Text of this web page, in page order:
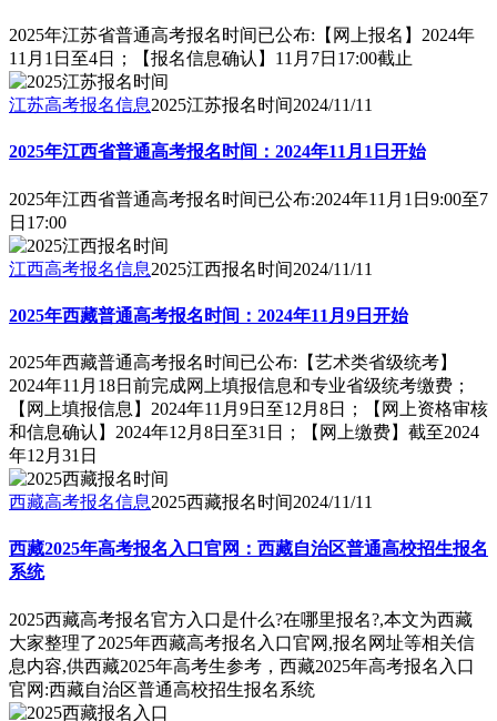
2025年江苏省普通高考报名时间已公布:【网上报名】2024年
11月1日至4日；【报名信息确认】11月7日17:00截止
江苏高考报名信息2025江苏报名时间2024/11/11
2025年江西省普通高考报名时间：2024年11月1日开始
2025年江西省普通高考报名时间已公布:2024年11月1日9:00至7
日17:00
江西高考报名信息2025江西报名时间2024/11/11
2025年西藏普通高考报名时间：2024年11月9日开始
2025年西藏普通高考报名时间已公布:【艺术类省级统考】
2024年11月18日前完成网上填报信息和专业省级统考缴费；
【网上填报信息】2024年11月9日至12月8日；【网上资格审核
和信息确认】2024年12月8日至31日；【网上缴费】截至2024
年12月31日
西藏高考报名信息2025西藏报名时间2024/11/11
西藏2025年高考报名入口官网：西藏自治区普通高校招生报名
系统
2025西藏高考报名官方入口是什么?在哪里报名?,本文为西藏
大家整理了2025年西藏高考报名入口官网,报名网址等相关信
息内容,供西藏2025年高考生参考，西藏2025年高考报名入口
官网:西藏自治区普通高校招生报名系统